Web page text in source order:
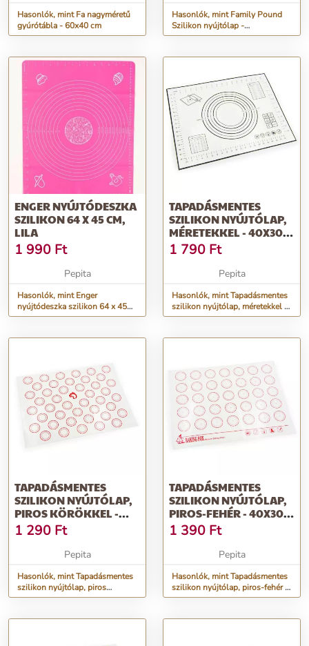
Hasonlók, mint Fa nagyméretű
gyúrótábla - 60x40 cm
Hasonlók, mint Family Pound
Szilikon nyújtólap -
mérettáblázattal - 60 x 40 cm (...
ENGER NYÚJTÓDESZKA
SZILIKON 64 X 45 CM,
LILA
1 990 Ft
Pepita
Hasonlók, mint Enger
nyújtódeszka szilikon 64 x 45
cm, lila
TAPADÁSMENTES
SZILIKON NYÚJTÓLAP,
MÉRETEKKEL - 40X30
CM
1 790 Ft
Pepita
Hasonlók, mint Tapadásmentes
szilikon nyújtólap, méretekkel -
40x30 cm
TAPADÁSMENTES
SZILIKON NYÚJTÓLAP,
PIROS KÖRÖKKEL -
40X30 CM
1 290 Ft
Pepita
Hasonlók, mint Tapadásmentes
szilikon nyújtólap, piros
körökkel - 40x30 cm
TAPADÁSMENTES
SZILIKON NYÚJTÓLAP,
PIROS-FEHÉR - 40X30
CM
1 390 Ft
Pepita
Hasonlók, mint Tapadásmentes
szilikon nyújtólap, piros-fehér -
40x30 cm